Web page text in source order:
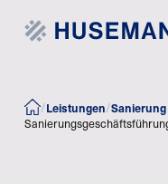
/Leistungen/